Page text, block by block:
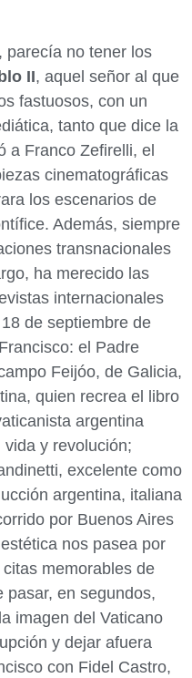
, parecía no tener los
II, aquel señor al que
fastuosos, con un
tanto que dice la
a Franco Zefirelli, el
cinematográficas
los escenarios de
Además, siempre
transnacionales
ha merecido las
internacionales
de septiembre de
el Padre
Feijóo, de Galicia,
quien recrea el libro
argentina
y revolución;
excelente como
argentina, italiana
por Buenos Aires
nos pasea por
memorables de
pasar, en segundos,
imagen del Vaticano
y dejar afuera
con Fidel Castro,